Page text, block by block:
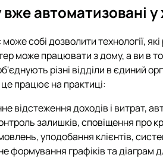
автоматизовані у
собі дозволити технології,
може працювати з дому, а ви в
різні відділи в єдиний
працює на практиці:
відстеження доходів і витрат,
залишків, сповіщення про
уподобання клієнтів,
формування графіків та діаграм